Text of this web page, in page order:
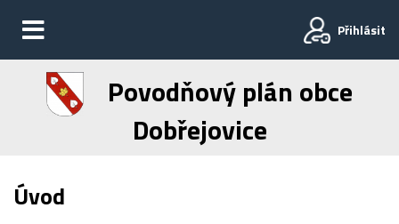
Přihlásit
Povodňový plán obce
Dobřejovice
Úvod